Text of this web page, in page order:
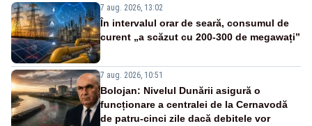
7 aug. 2026, 13:02
În intervalul orar de seară, consumul de
curent „a scăzut cu 200-300 de megawați”
7 aug. 2026, 10:51
Bolojan: Nivelul Dunării asigură o
funcționare a centralei de la Cernavodă
de patru-cinci zile dacă debitele vor